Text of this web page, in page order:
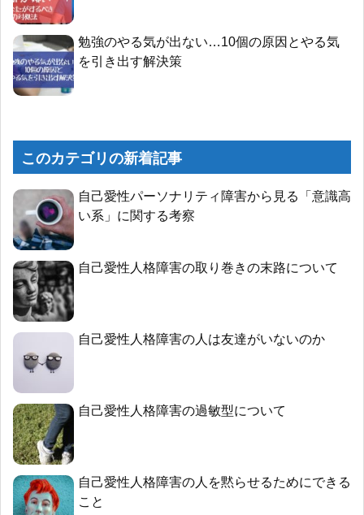
勉強のやる気が出ない…10個の原因とやる気
を引き出す解決策
このカテゴリの新着記事
自己愛性パーソナリティ障害から見る「意識高
い系」に関する考察
自己愛性人格障害の取り巻きの末路について
自己愛性人格障害の人は友達がいないのか
自己愛性人格障害の過敏型について
自己愛性人格障害の人を黙らせるためにできる
こと